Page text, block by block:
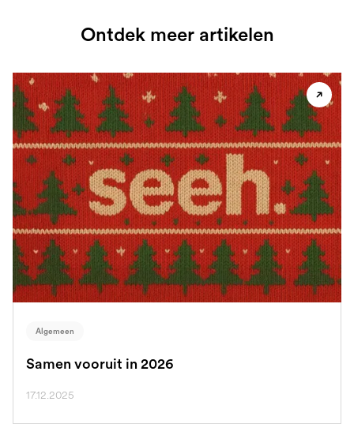
Ontdek meer artikelen
Algemeen
Samen vooruit in 2026
17.12.2025